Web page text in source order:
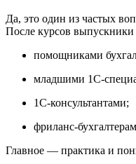
Да, это один из частых
После курсов выпускники
помощниками
младшими 1С-
1С-консультантами;
фриланс-
Главное — практика и